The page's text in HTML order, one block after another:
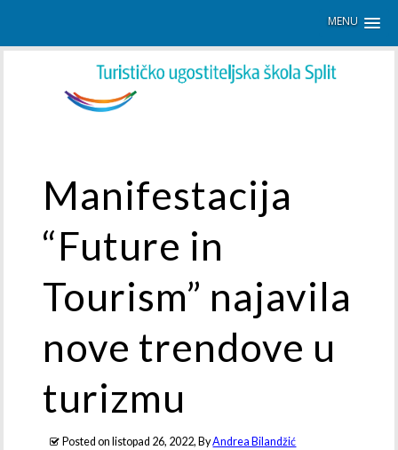
MENU
Manifestacija
“Future in
Tourism” najavila
nove trendove u
turizmu
Posted on listopad 26, 2022, ByAndrea Bilandžić